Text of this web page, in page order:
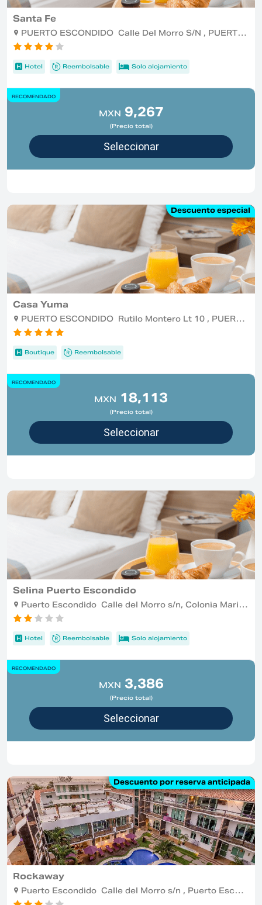
Santa Fe
PUERTO ESCONDIDO Calle Del Morro S/N , PUERTO ESCONDIDO
Hotel Reembolsable Solo alojamiento
RECOMENDADO
MXN 9,267
(Precio total)
Casa Yuma
PUERTO ESCONDIDO Rutilo Montero Lt 10 , PUERTO ESCONDIDO
Boutique Reembolsable
Descuento especial
RECOMENDADO
MXN 18,113
(Precio total)
Selina Puerto Escondido
Puerto Escondido Calle del Morro s/n, Colonia Marinero
Hotel Reembolsable Solo alojamiento
RECOMENDADO
MXN 3,386
(Precio total)
Rockaway
Puerto Escondido Calle del Morro s/n , Puerto Escondido
Descuento por reserva anticipada